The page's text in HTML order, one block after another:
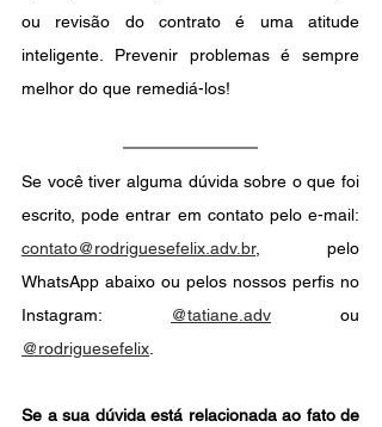
ou revisão do contrato é uma atitude
inteligente. Prevenir problemas é sempre
melhor do que remediá-los!
Se você tiver alguma dúvida sobre o que foi
contato@rodriguesefelix.adv.br, pelo
WhatsApp abaixo ou pelos nossos perfis no
Instagram:
@tatiane.adv
@rodriguesefelix
Se a sua dúvida está relacionada ao fato de